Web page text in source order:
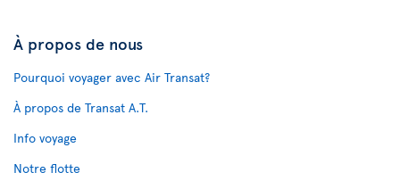
À propos de nous
Pourquoi voyager avec Air Transat?
À propos de Transat A.T.
Info voyage
Notre flotte